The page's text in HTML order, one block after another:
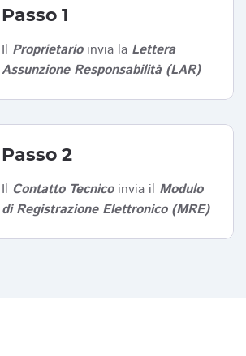
Passo 1
Il Proprietarioinvia la Lettera
Assunzione Responsabilità (LAR)
Passo 2
Il Contatto Tecnicoinvia il Modulo
di Registrazione Elettronico (MRE)